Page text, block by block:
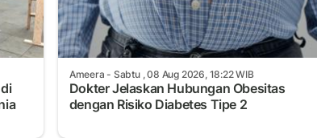
Ameera - Sabtu , 08 Aug 2026, 18:22 WIB
Dokter Jelaskan Hubungan Obesitas
dengan Risiko Diabetes Tipe 2